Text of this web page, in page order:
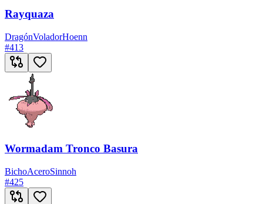
Rayquaza
DragónVoladorHoenn
#413
Wormadam Tronco Basura
BichoAceroSinnoh
#425